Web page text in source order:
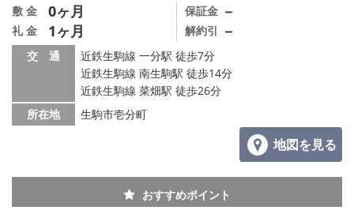
店舗情報·アクセス
会社概要
メールでお問い合わせ
敷 金 0ヶ月
礼 金 1ヶ月
保証金 －
解約引 －
交 通
近鉄生駒線 一分駅 徒歩7分
近鉄生駒線 南生駒駅 徒歩14分
近鉄生駒線 菜畑駅 徒歩26分
所在地
生駒市壱分町
地図を見る
おすすめポイント